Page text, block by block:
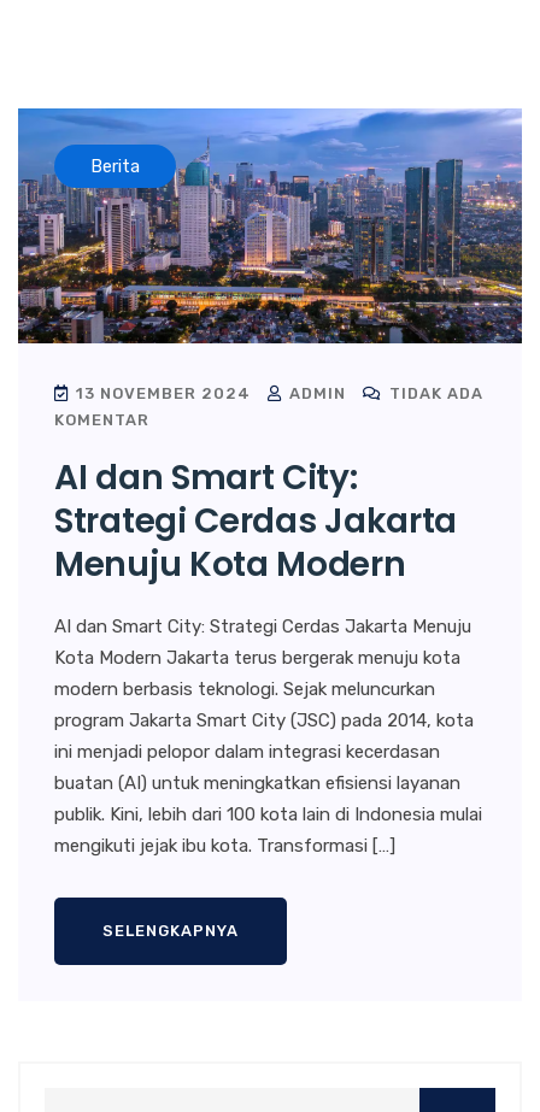
Berita
13 NOVEMBER 2024 ADMIN
TIDAK ADA
KOMENTAR
AI dan Smart City:
Strategi Cerdas Jakarta
Menuju Kota Modern
AI dan Smart City: Strategi Cerdas Jakarta Menuju
Kota Modern Jakarta terus bergerak menuju kota
modern berbasis teknologi. Sejak meluncurkan
program Jakarta Smart City (JSC) pada 2014, kota
ini menjadi pelopor dalam integrasi kecerdasan
buatan (AI) untuk meningkatkan efisiensi layanan
publik. Kini, lebih dari 100 kota lain di Indonesia mulai
mengikuti jejak ibu kota. Transformasi […]
SELENGKAPNYA